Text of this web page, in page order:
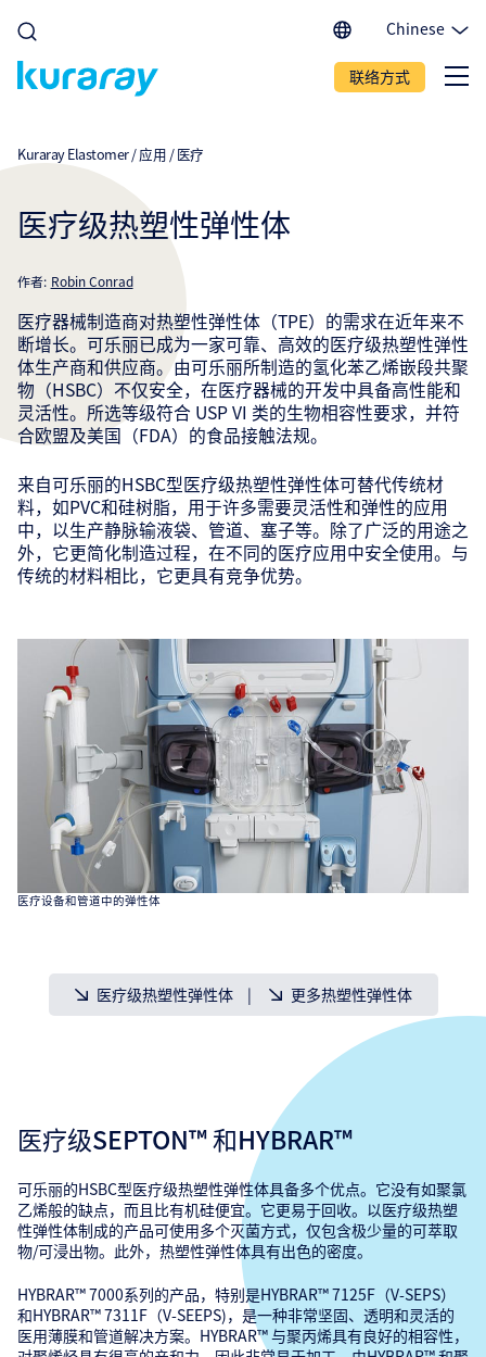
English (EU)
English (IN)
Chinese
联络方式
Kuraray Elastomer/应用 / 医疗
医疗级热塑性弹性体
作者: Robin Conrad
医疗器械制造商对热塑性弹性体（TPE）的需求在近年来不
断增长。可乐丽已成为一家可靠、高效的医疗级热塑性弹性
体生产商和供应商。由可乐丽所制造的氢化苯乙烯嵌段共聚
物（HSBC）不仅安全，在医疗器械的开发中具备高性能和
灵活性。所选等级符合 USP VI 类的生物相容性要求，并符
合欧盟及美国（FDA）的食品接触法规。
来自可乐丽的HSBC型医疗级热塑性弹性体可替代传统材
料，如PVC和硅树脂，用于许多需要灵活性和弹性的应用
中，以生产静脉输液袋、管道、塞子等。除了广泛的用途之
外，它更简化制造过程，在不同的医疗应用中安全使用。与
传统的材料相比，它更具有竞争优势。
医疗设备和管道中的弹性体
医疗级热塑性弹性体 更多热塑性弹性体
医疗级SEPTON™ 和HYBRAR™
可乐丽的HSBC型医疗级热塑性弹性体具备多个优点。它没有如聚氯
乙烯般的缺点，而且比有机硅便宜。它更易于回收。以医疗级热塑
性弹性体制成的产品可使用多个灭菌方式，仅包含极少量的可萃取
物/可浸出物。此外，热塑性弹性体具有出色的密度。
HYBRAR™ 7000系列的产品，特别是HYBRAR™ 7125F（V-SEPS）
和HYBRAR™ 7311F（V-SEEPS)，是一种非常坚固、透明和灵活的
医用薄膜和管道解决方案。HYBRAR™ 与聚丙烯具有良好的相容性，